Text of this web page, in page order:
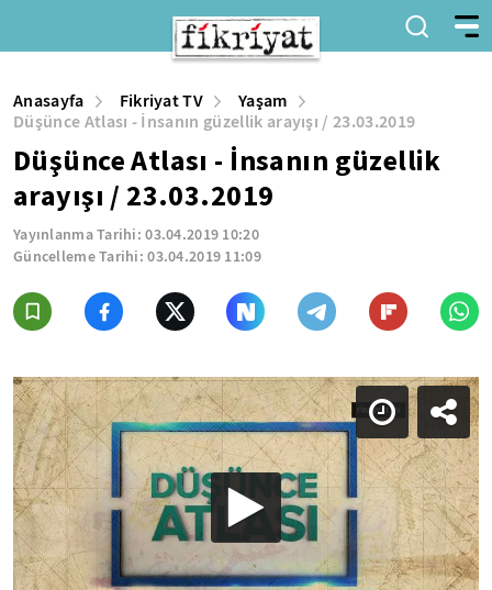
Anasayfa Fikriyat TV
Yaşam
Düşünce Atlası - İnsanın güzellik arayışı / 23.03.2019
Düşünce Atlası - İnsanın güzellik
arayışı / 23.03.2019
Yayınlanma Tarihi:03.04.2019 10:20
Güncelleme Tarihi:03.04.2019 11:09